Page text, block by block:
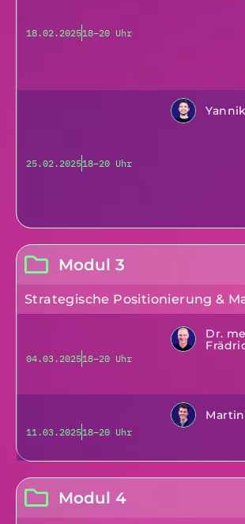
18.02.202518–20 Uhr
25.02.202518–20 Uhr
Modul 3
Strategische Positionierung &
04.03.202518–20 Uhr
Dr.
11.03.202518–20 Uhr
Modul 4